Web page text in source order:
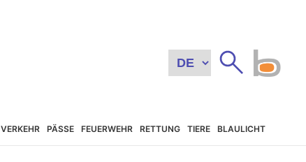
VERKEHR PÄSSE FEUERWEHR RETTUNG TIERE BLAULICHT